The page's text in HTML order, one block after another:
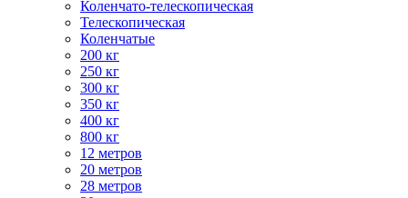
Коленчато-телескопическая
Телескопическая
Коленчатые
200 кг
250 кг
300 кг
350 кг
400 кг
800 кг
12 метров
20 метров
28 метров